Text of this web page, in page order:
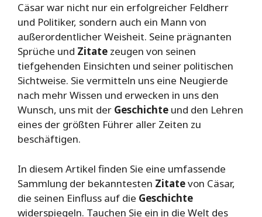
Cäsar war nicht nur ein erfolgreicher Feldherr
und Politiker, sondern auch ein Mann von
außerordentlicher Weisheit. Seine prägnanten
Sprüche und Zitate zeugen von seinen
tiefgehenden Einsichten und seiner politischen
Sichtweise. Sie vermitteln uns eine Neugierde
nach mehr Wissen und erwecken in uns den
Wunsch, uns mit der Geschichte und den Lehren
eines der größten Führer aller Zeiten zu
beschäftigen.
In diesem Artikel finden Sie eine umfassende
Sammlung der bekanntesten Zitatevon Cäsar,
die seinen Einfluss auf die Geschichte
widerspiegeln. Tauchen Sie ein in die Welt des